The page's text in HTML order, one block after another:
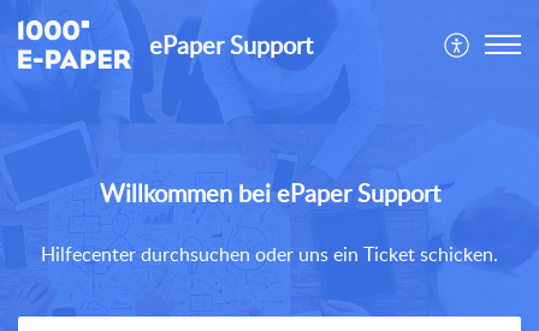
ePaper Support
Willkommen bei ePaper Support
Hilfecenter durchsuchen oder uns ein Ticket schicken.